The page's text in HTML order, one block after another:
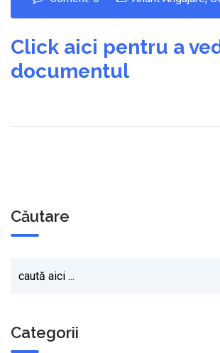
Click aici pentru a
documentul
Căutare
Categorii